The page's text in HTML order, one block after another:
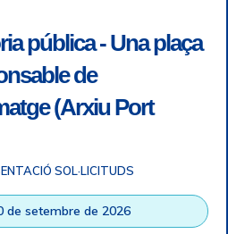
| Info RGPD |Informació de
pública - Una plaça
de
(Arxiu Port
SOL·LICITUDS
de setembre de 2026